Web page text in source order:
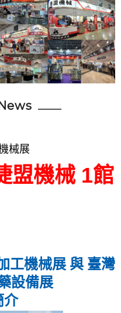
械展
盟機械 1館
工機械展 與 臺灣
設備展
介